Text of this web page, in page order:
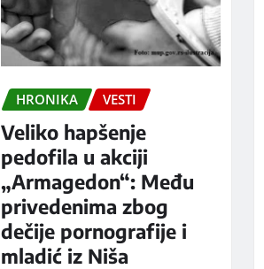
HRONIKA VESTI
Veliko hapšenje
pedofila u akciji
„Armagedon“: Među
privedenima zbog
dečije pornografije i
mladić iz Niša